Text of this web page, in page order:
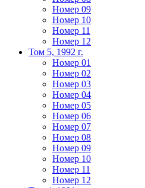
Номер 09
Номер 10
Номер 11
Номер 12
Том 5, 1992 г.
Номер 01
Номер 02
Номер 03
Номер 04
Номер 05
Номер 06
Номер 07
Номер 08
Номер 09
Номер 10
Номер 11
Номер 12